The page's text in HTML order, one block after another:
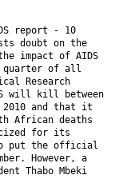
report - 10
doubt on the
impact of AIDS
quarter of all
Research
will kill between
2010 and that it
African deaths
for its
put the official
However, a
Thabo Mbeki